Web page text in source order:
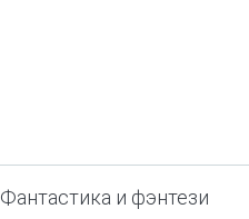
Фантастика и фэнтези